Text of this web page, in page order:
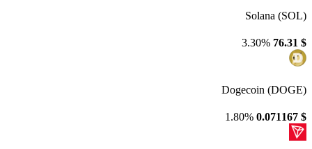
Solana (SOL)
$
76.31
3.30%
Dogecoin (DOGE)
$
0.071167
1.80%